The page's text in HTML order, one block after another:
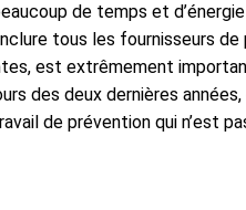
de temps et
tous les fournisseurs
est extrêmement
des deux dernières
de prévention qui n’est